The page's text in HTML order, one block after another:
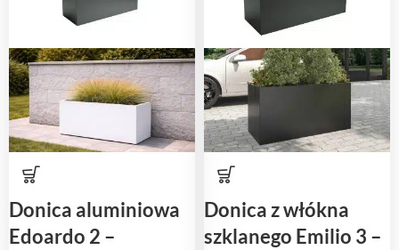
Donica aluminiowa
Edoardo 2 –
Donica z włókna
szklanego Emilio 3 –